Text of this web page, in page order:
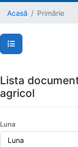
Acasă Primărie
Secțiuni pagină
Lista
agricol
Luna